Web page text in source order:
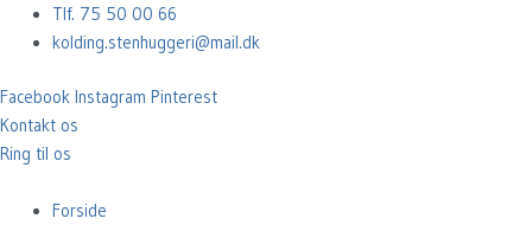
Tlf. 75 50 00 66
kolding.stenhuggeri@mail.dk
Facebook Instagram Pinterest
Kontakt os
Ring til os
Forside